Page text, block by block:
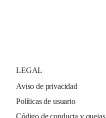
LEGAL
Aviso de privacidad
Políticas de usuario
Código de conducta y quejas